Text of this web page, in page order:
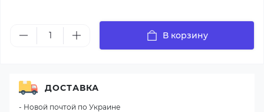
В корзину
ДОСТАВКА
- Новой почтой по Украине